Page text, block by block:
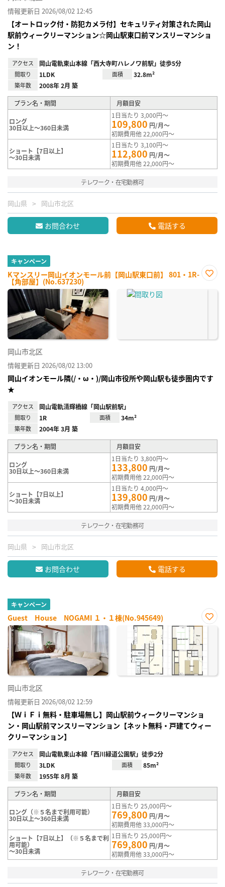
情報更新日 2026/08/02 12:45
【オートロック付・防犯カメラ付】セキュリティ対策された岡山
駅前ウィークリーマンション☆岡山駅東口前マンスリーマンショ
ン！
アクセス 岡山電軌東山本線「西大寺町ハレノワ前駅」徒歩5分
間取り 1LDK 面積 32.8m²
築年数 2008年 2月 築
プラン名・期間 月額目安
ロング
30日以上～360日未満
1日当たり 3,000円～
109,800 円/月～
初期費用他 22,000円～
ショート【7日以上】
～30日未満
1日当たり 3,100円～
112,800 円/月～
初期費用他 22,000円～
テレワーク・在宅勤務可
岡山県 岡山市北区
お問合わせ 電話する
キャンペーン
Kマンスリー岡山イオンモール前【岡山駅東口前】 801・1R-
【角部屋】(No.637230)
に入
岡山市北区
情報更新日 2026/08/02 13:00
岡山イオンモール隣(/・ω・)/岡山市役所や岡山駅も徒歩圏内です
★
アクセス 岡山電軌清輝橋線「岡山駅前駅」
間取り 1R 面積 34m²
築年数 2004年 3月 築
プラン名・期間 月額目安
ロング
30日以上～360日未満
1日当たり 3,800円～
133,800 円/月～
初期費用他 22,000円～
ショート【7日以上】
～30日未満
1日当たり 4,000円～
139,800 円/月～
初期費用他 22,000円～
テレワーク・在宅勤務可
岡山県 岡山市北区
お問合わせ 電話する
キャンペーン
Guest House NOGAMI １・１棟(No.945649)
お気
り登
録
岡山市北区
情報更新日 2026/08/02 12:59
【ＷｉＦｉ無料・駐車場無し】岡山駅前ウィークリーマンショ
ン・岡山駅前マンスリーマンション【ネット無料・戸建てウィー
クリーマンション】
アクセス 岡山電軌東山本線「西川緑道公園駅」徒歩2分
間取り 3LDK 面積 85m²
築年数 1955年 8月 築
プラン名・期間 月額目安
ロング（※５名まで利用可能）
30日以上～360日未満
1日当たり 25,000円～
769,800 円/月～
初期費用他 33,000円～
ショート【7日以上】（※５名まで利
用可能）
～30日未満
1日当たり 25,000円～
769,800 円/月～
初期費用他 33,000円～
テレワーク・在宅勤務可